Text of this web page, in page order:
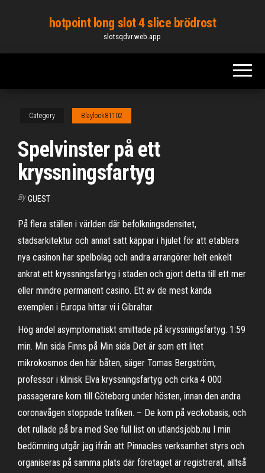
content
hotpoint long slot 4 slice brödrost
slotsqdvr.web.app
Category Blaylock81102
Spelvinster på ett
kryssningsfartyg
By GUEST
På flera ställen i världen där befolkningsdensitet,
stadsarkitektur och annat satt käppar i hjulet för att etablera
nya casinon har spelbolag och andra arrangörer helt enkelt
ankrat ett kryssningsfartyg i staden och gjort detta till ett mer
eller mindre permanent casino. Ett av de mest kända
exemplen i Europa hittar vi i Gibraltar.
Hög andel asymptomatiskt smittade på kryssningsfartyg. 1:59
min. Min sida Finns på Min sida Det är som ett litet
mikrokosmos den här båten, säger Tomas Bergström,
professor i klinisk Elva kryssningsfartyg och cirka 4 000
passagerare kom till Göteborg under hösten, innan den andra
coronavågen stoppade trafiken. – De kom på veckobasis, och
det rullade på bra med See full list on utlandsjobb.nu I min
bedömning utgår jag ifrån att Pinnacles verksamhet styrs och
organiseras på samma plats där företaget är registrerat, alltså